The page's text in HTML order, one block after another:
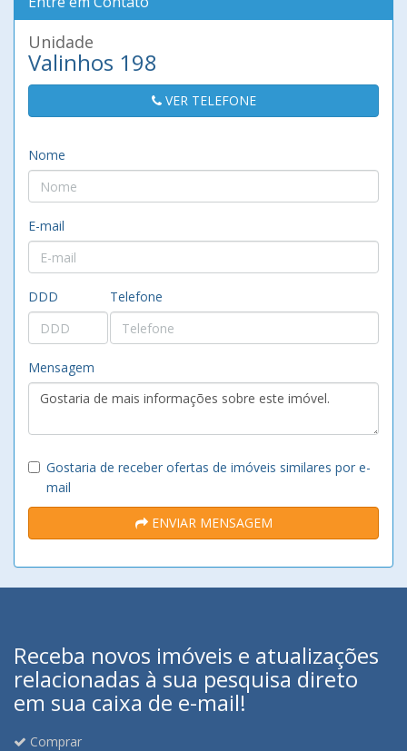
Unidade
Valinhos 198
VER TELEFONE
Nome
E-mail
DDD Telefone
Mensagem
Gostaria de receber ofertas de imóveis similares por e-
mail
ENVIAR MENSAGEM
Receba novos imóveis e atualizações
relacionadas à sua pesquisa direto
em sua caixa de e-mail!
Comprar